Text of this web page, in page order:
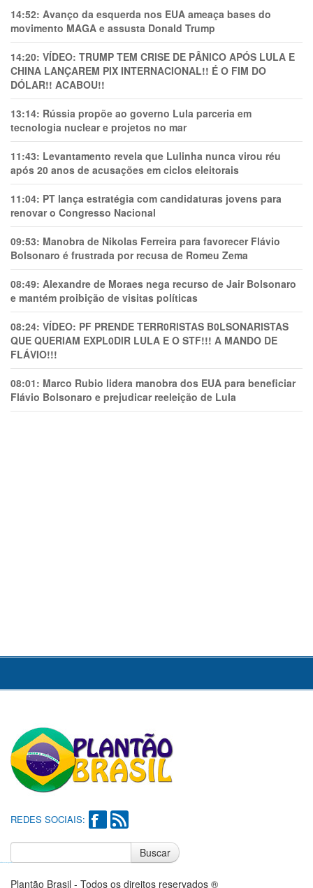
14:52: Avanço da esquerda nos EUA ameaça bases do
movimento MAGA e assusta Donald Trump
14:20: VÍDEO: TRUMP TEM CRlSE DE PÂNlCO APÓS LULA E
CHINA LANÇAREM PIX INTERNACIONAL!! É O FIM DO
DÓLAR!! ACABOU!!
13:14: Rússia propõe ao governo Lula parceria em
tecnologia nuclear e projetos no mar
11:43: Levantamento revela que Lulinha nunca virou réu
após 20 anos de acusações em ciclos eleitorais
11:04: PT lança estratégia com candidaturas jovens para
renovar o Congresso Nacional
09:53: Manobra de Nikolas Ferreira para favorecer Flávio
Bolsonaro é frustrada por recusa de Romeu Zema
08:49: Alexandre de Moraes nega recurso de Jair Bolsonaro
e mantém proibição de visitas políticas
08:24: VÍDEO: PF PRENDE TERR0RlSTAS B0LSONARlSTAS
QUE QUERIAM EXPL0DlR LULA E O STF!!! A MANDO DE
FLÁVIO!!!
08:01: Marco Rubio lidera manobra dos EUA para beneficiar
Flávio Bolsonaro e prejudicar reeleição de Lula
REDES SOCIAIS:
Buscar
Plantão Brasil - Todos os direitos reservados ®